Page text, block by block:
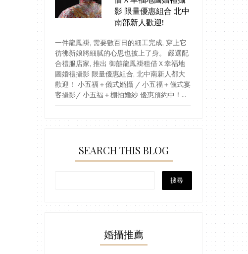
影 限量優惠組合 北中
南部新人歡迎!
一件龍鳳褂, 需要數百日的細工完成, 穿上它
彷彿新娘將細膩的心思也披上了身。 嚴選配
合禮服店家, 推出 御囍龍鳳褂租借Ｘ幸福地
圖婚禮攝影 限量優惠組合, 北中南新人都大
歡迎！ 小五福＋儀式婚攝 / 小五福＋儀式宴
客攝影/ 小五福＋棚拍婚紗 優惠預約中！...
SEARCH THIS BLOG
婚攝推薦